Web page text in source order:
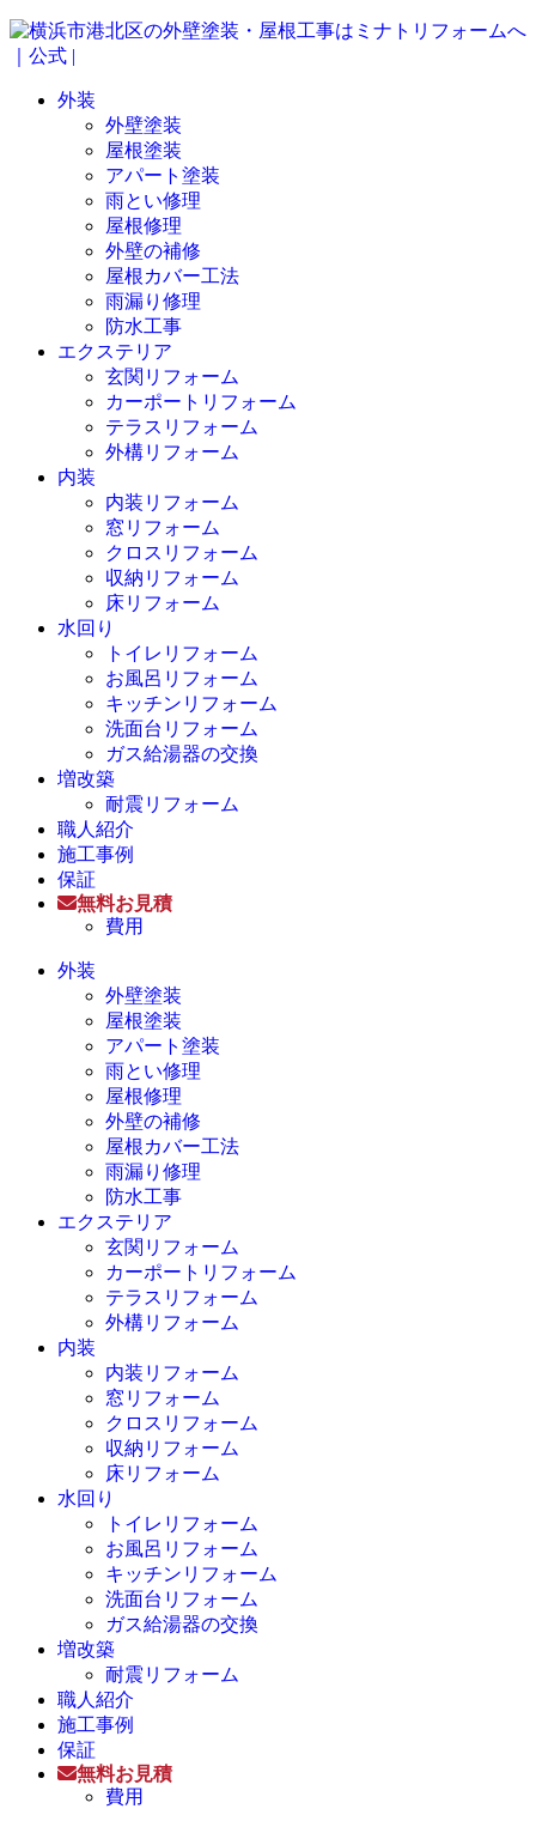
外装
外壁塗装
屋根塗装
アパート塗装
雨とい修理
屋根修理
外壁の補修
屋根カバー工法
雨漏り修理
防水工事
エクステリア
玄関リフォーム
カーポートリフォーム
テラスリフォーム
外構リフォーム
内装
内装リフォーム
窓リフォーム
クロスリフォーム
収納リフォーム
床リフォーム
水回り
トイレリフォーム
お風呂リフォーム
キッチンリフォーム
洗面台リフォーム
ガス給湯器の交換
増改築
耐震リフォーム
職人紹介
施工事例
保証
無料お見積
費用
外装
外壁塗装
屋根塗装
アパート塗装
雨とい修理
屋根修理
外壁の補修
屋根カバー工法
雨漏り修理
防水工事
エクステリア
玄関リフォーム
カーポートリフォーム
テラスリフォーム
外構リフォーム
内装
内装リフォーム
窓リフォーム
クロスリフォーム
収納リフォーム
床リフォーム
水回り
トイレリフォーム
お風呂リフォーム
キッチンリフォーム
洗面台リフォーム
ガス給湯器の交換
増改築
耐震リフォーム
職人紹介
施工事例
保証
無料お見積
費用